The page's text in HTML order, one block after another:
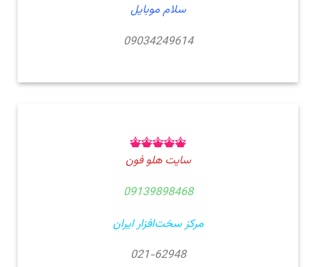
سلام موبایل
09034249614
سایت هلو فون
09139898468
مرکز سخت‎‌افزار ایران
021-62948